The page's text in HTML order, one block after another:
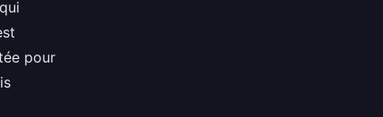
pour